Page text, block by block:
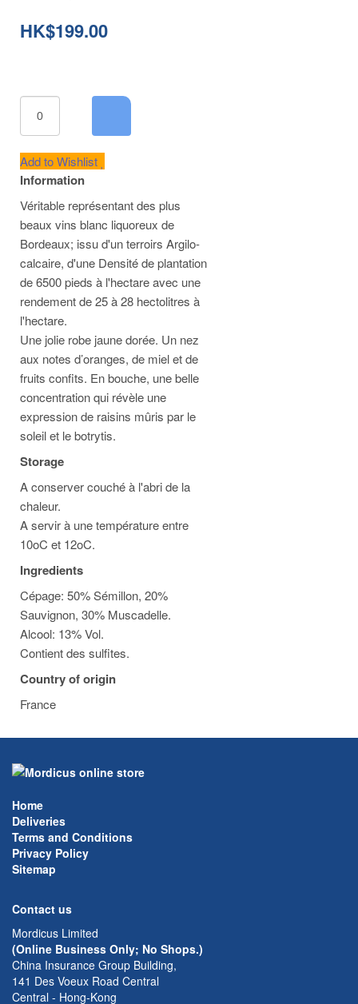
HK$199.00
Add to Wishlist
Information
Véritable représentant des plus
beaux vins blanc liquoreux de
Bordeaux; issu d'un terroirs Argilo-
calcaire, d'une Densité de plantation
de 6500 pieds à l'hectare avec une
rendement de 25 à 28 hectolitres à
l'hectare.
Une jolie robe jaune dorée. Un nez
aux notes d’oranges, de miel et de
fruits confits. En bouche, une belle
concentration qui révèle une
expression de raisins mûris par le
soleil et le botrytis.
Storage
A conserver couché à l'abri de la
chaleur.
A servir à une température entre
10oC et 12oC.
Ingredients
Cépage: 50% Sémillon, 20%
Sauvignon, 30% Muscadelle.
Alcool: 13% Vol.
Contient des sulfites.
Country of origin
France
Home
Deliveries
Terms and Conditions
Privacy Policy
Sitemap
Contact us
Mordicus Limited
(Online Business Only; No Shops.)
China Insurance Group Building,
141 Des Voeux Road Central
Central - Hong-Kong